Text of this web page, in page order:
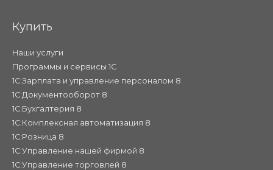
Купить
Наши услуги
Программы и сервисы 1С
1С:Зарплата и управление персоналом 8
1С:Документооборот 8
1С:Бухгалтерия 8
1С:Комплексная автоматизация 8
1С:Розница 8
1С:Управление нашей фирмой 8
1С:Управление торговлей 8